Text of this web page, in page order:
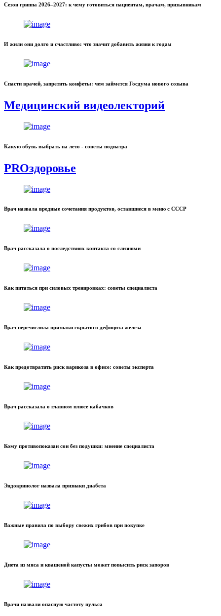
Сезон гриппа 2026–2027: к чему готовиться пациентам, врачам, призывникам
И жили они долго и счастливо: что значит добавить жизни к годам
Спасти врачей, запретить конфеты: чем займется Госдума нового созыва
Медицинский видеолекторий
Какую обувь выбрать на лето - советы подиатра
PROздоровье
Врач назвала вредные сочетания продуктов, оставшиеся в меню с СССР
Врач рассказала о последствиях контакта со слизнями
Как питаться при силовых тренировках: советы специалиста
Врач перечислила признаки скрытого дефицита железа
Как предотвратить риск варикоза в офисе: советы эксперта
Врач рассказала о главном плюсе кабачков
Кому противопоказан сон без подушки: мнение специалиста
Эндокринолог назвала признаки диабета
Важные правила по выбору свежих грибов при покупке
Диета из мяса и квашеной капусты может повысить риск запоров
Врачи назвали опасную частоту пульса